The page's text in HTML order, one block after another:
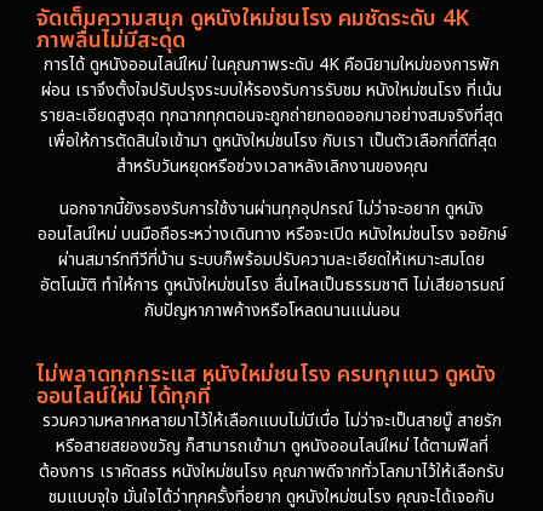
จัดเต็มความสนุก ดูหนังใหม่ชนโรง คมชัดระดับ 4K
ภาพลื่นไม่มีสะดุด
การได้ ดูหนังออนไลน์ใหม่ ในคุณภาพระดับ 4K คือนิยามใหม่ของการพัก
ผ่อน เราจึงตั้งใจปรับปรุงระบบให้รองรับการรับชม หนังใหม่ชนโรง ที่เน้น
รายละเอียดสูงสุด ทุกฉากทุกตอนจะถูกถ่ายทอดออกมาอย่างสมจริงที่สุด
เพื่อให้การตัดสินใจเข้ามา ดูหนังใหม่ชนโรง กับเรา เป็นตัวเลือกที่ดีที่สุด
สำหรับวันหยุดหรือช่วงเวลาหลังเลิกงานของคุณ
นอกจากนี้ยังรองรับการใช้งานผ่านทุกอุปกรณ์ ไม่ว่าจะอยาก ดูหนัง
ออนไลน์ใหม่ บนมือถือระหว่างเดินทาง หรือจะเปิด หนังใหม่ชนโรง จอยักษ์
ผ่านสมาร์ททีวีที่บ้าน ระบบก็พร้อมปรับความละเอียดให้เหมาะสมโดย
อัตโนมัติ ทำให้การ ดูหนังใหม่ชนโรง ลื่นไหลเป็นธรรมชาติ ไม่เสียอารมณ์
กับปัญหาภาพค้างหรือโหลดนานแน่นอน
ไม่พลาดทุกกระแส หนังใหม่ชนโรง ครบทุกแนว ดูหนัง
ออนไลน์ใหม่ ได้ทุกที่
รวมความหลากหลายมาไว้ให้เลือกแบบไม่มีเบื่อ ไม่ว่าจะเป็นสายบู๊ สายรัก
หรือสายสยองขวัญ ก็สามารถเข้ามา ดูหนังออนไลน์ใหม่ ได้ตามฟีลที่
ต้องการ เราคัดสรร หนังใหม่ชนโรง คุณภาพดีจากทั่วโลกมาไว้ให้เลือกรับ
ชมแบบจุใจ มั่นใจได้ว่าทุกครั้งที่อยาก ดูหนังใหม่ชนโรง คุณจะได้เจอกับ